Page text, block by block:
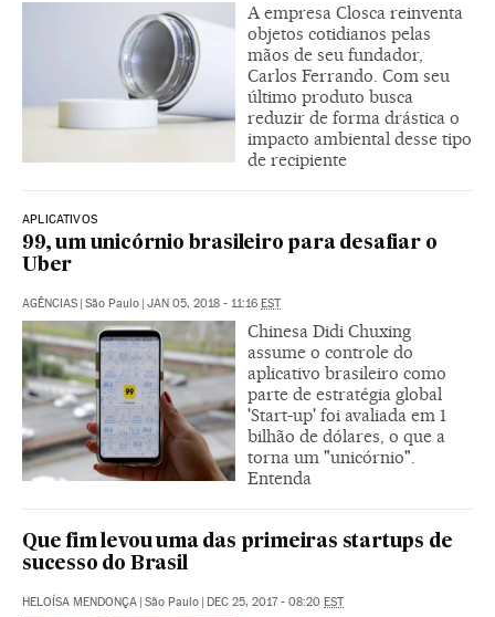
A empresa Closca reinventa
objetos cotidianos pelas
mãos de seu fundador,
Carlos Ferrando. Com seu
último produto busca
reduzir de forma drástica o
impacto ambiental desse tipo
de recipiente
APLICATIVOS
99, um unicórnio brasileiro para desafiar o
Uber
AGÊNCIAS | São Paulo | JAN 05, 2018 - 11:16 EST
Chinesa Didi Chuxing
assume o controle do
aplicativo brasileiro como
parte de estratégia global
'Start-up' foi avaliada em 1
bilhão de dólares, o que a
torna um "unicórnio".
Entenda
Que fim levou uma das primeiras startups de
sucesso do Brasil
HELOÍSA MENDONÇA | São Paulo | DEC 25, 2017 - 08:20 EST